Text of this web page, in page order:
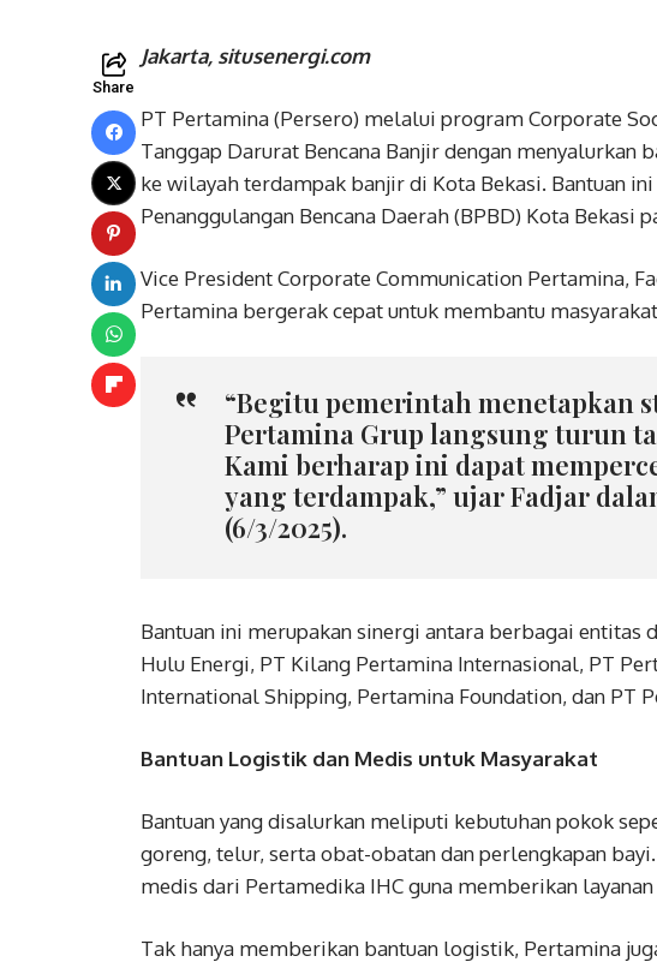
Share
Jakarta, situsenergi.com
PT Pertamina (Persero) melalui program Corporate
Tanggap Darurat Bencana Banjir dengan
ke wilayah terdampak banjir di Kota Bekasi. Bantuan
Penanggulangan Bencana Daerah (BPBD) Kota Bekasi
Vice President Corporate Communication Pertamina,
Pertamina bergerak cepat untuk membantu
“Begitu pemerintah menetapkan
Pertamina Grup langsung turun
Kami berharap ini dapat
yang terdampak,” ujar Fadjar
(6/3/2025).
Bantuan ini merupakan sinergi antara berbagai entitas
Hulu Energi, PT Kilang Pertamina Internasional, PT
International Shipping, Pertamina Foundation, dan PT
Bantuan Logistik dan Medis untuk Masyarakat
Bantuan yang disalurkan meliputi kebutuhan pokok
goreng, telur, serta obat-obatan dan perlengkapan
medis dari Pertamedika IHC guna memberikan
Tak hanya memberikan bantuan logistik, Pertamina